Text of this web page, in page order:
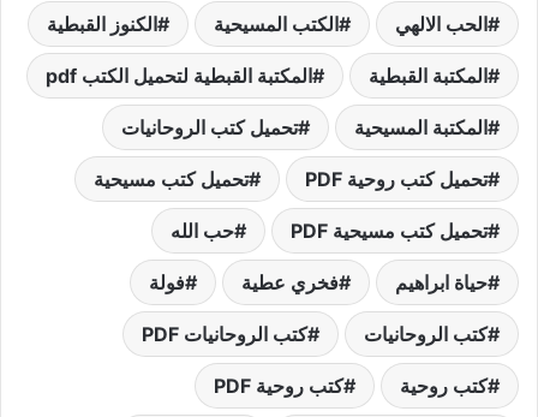
الحب الالهي الكتب المسيحية الكنوز القبطية
المكتبة القبطية المكتبة القبطية لتحميل الكتب pdf
المكتبة المسيحية تحميل كتب الروحانيات
تحميل كتب روحية PDF تحميل كتب مسيحية
تحميل كتب مسيحية PDF حب الله
حياة ابراهيم فخري عطية فولة
كتب الروحانيات كتب الروحانيات PDF
كتب روحية كتب روحية PDF